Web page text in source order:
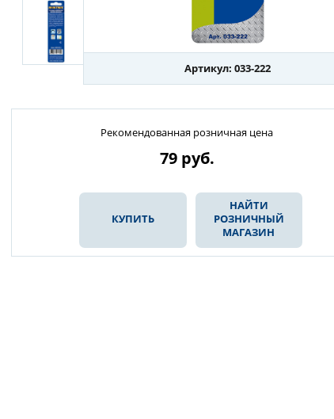
Артикул: 033-222
Рекомендованная розничная цена
79 руб.
КУПИТЬ
НАЙТИ
РОЗНИЧНЫЙ
МАГАЗИН